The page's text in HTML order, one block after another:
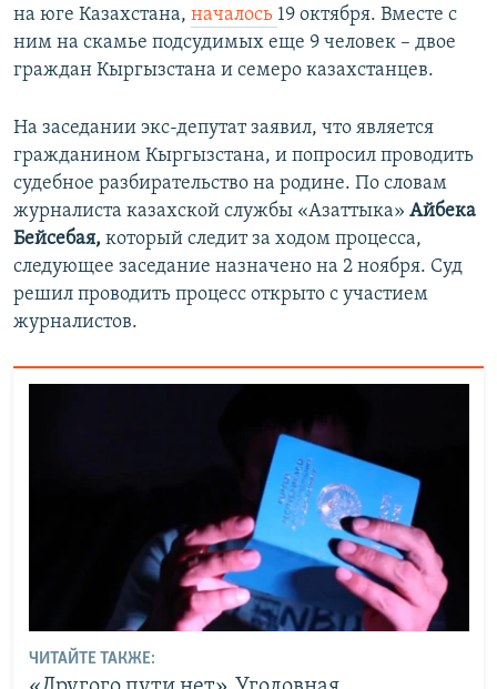
на юге Казахстана, началось 19 октября. Вместе с
ним на скамье подсудимых еще 9 человек – двое
граждан Кыргызстана и семеро казахстанцев.
На заседании экс-депутат заявил, что является
гражданином Кыргызстана, и попросил проводить
судебное разбирательство на родине. По словам
журналиста казахской службы «Азаттыка» Айбека
Бейсебая, который следит за ходом процесса,
следующее заседание назначено на 2 ноября. Суд
решил проводить процесс открыто с участием
журналистов.
ЧИТАЙТЕ ТАКЖЕ: